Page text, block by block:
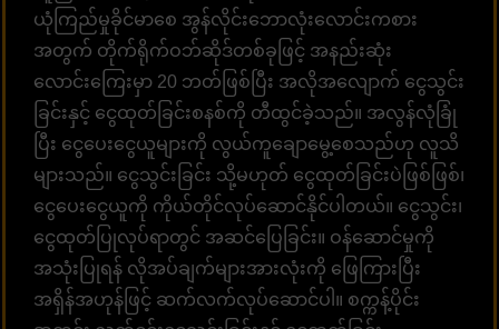
ယုံကြည်မှုခိုင်မာစေ အွန်လိုင်းဘောလုံးလောင်းကစား
အတွက် တိုက်ရိုက်ဝဘ်ဆိုဒ်တစ်ခုဖြင့် အနည်းဆုံး
လောင်းကြေးမှာ 20 ဘတ်ဖြစ်ပြီး အလိုအလျောက် ငွေသွင်း
ခြင်းနှင့် ငွေထုတ်ခြင်းစနစ်ကို တီထွင်ခဲ့သည်။ အလွန်လုံခြုံ
ပြီး ငွေပေးငွေယူများကို လွယ်ကူချောမွေ့စေသည်ဟု လူသိ
များသည်။ ငွေသွင်းခြင်း သို့မဟုတ် ငွေထုတ်ခြင်းပဲဖြစ်ဖြစ်၊
ငွေပေးငွေယူကို ကိုယ်တိုင်လုပ်ဆောင်နိုင်ပါတယ်။ ငွေသွင်း၊
ငွေထုတ်ပြုလုပ်ရာတွင် အဆင်ပြေခြင်း။ ဝန်ဆောင်မှုကို
အသုံးပြုရန် လိုအပ်ချက်များအားလုံးကို ဖြေကြားပြီး
အရှိန်အဟုန်ဖြင့် ဆက်လက်လုပ်ဆောင်ပါ။ စက္ကန့်ပိုင်း